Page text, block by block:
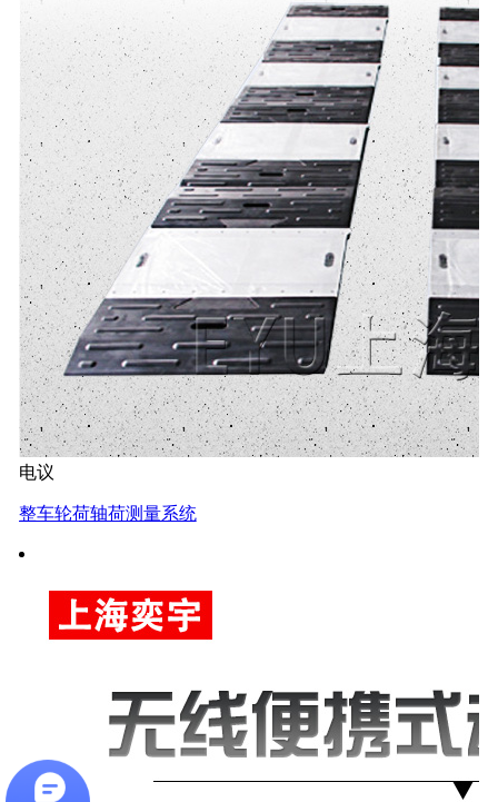
电议
整车轮荷轴荷测量系统